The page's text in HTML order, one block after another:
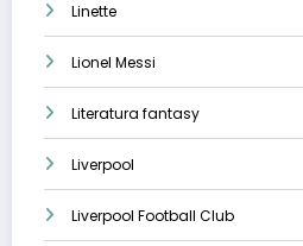
Linette
Lionel Messi
Literatura fantasy
Liverpool
Liverpool Football Club